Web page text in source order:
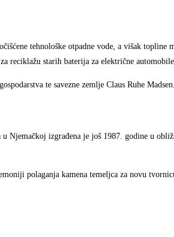
tehnološke otpadne vode, a višak topline
reciklažu starih baterija za električne
te savezne zemlje Claus Ruhe Madsen.
Njemačkoj izgrađena je još 1987. godine u
polaganja kamena temeljca za novu